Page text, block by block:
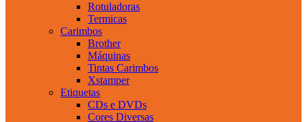
Rotuladoras
Termicas
Carimbos
Brother
Máquinas
Tintas Carimbos
Xstamper
Etiquetas
CDs e DVDs
Cores Diversas